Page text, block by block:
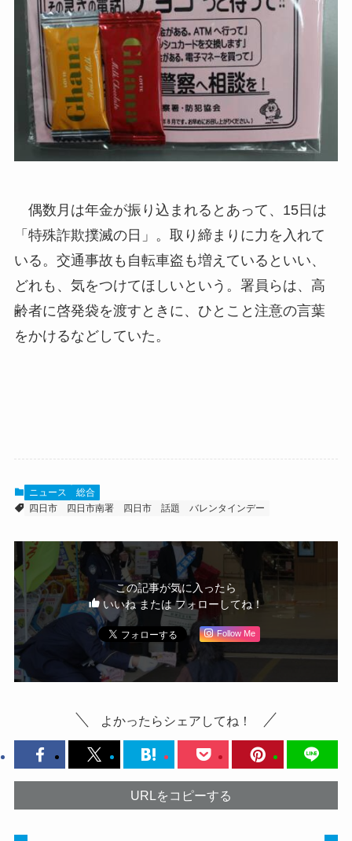
偶数月は年金が振り込まれるとあって、15日は
「特殊詐欺撲滅の日」。取り締まりに力を入れて
いる。交通事故も自転車盗も増えているといい、
どれも、気をつけてほしいという。署員らは、高
齢者に啓発袋を渡すときに、ひとこと注意の言葉
をかけるなどしていた。
ニュース
総合
四日市
四日市南署 四日市 話題 バレンタインデー
この記事が気に入ったら
いいね または フォローしてね！
Follow Me
よかったらシェアしてね！
URLをコピーする